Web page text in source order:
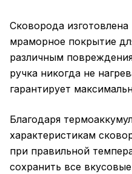
Сковорода
мраморное покрытие
различным
ручка никогда не
гарантирует
Благодаря
характеристикам
при правильной
сохранить все